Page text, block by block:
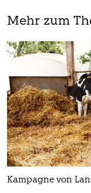
Mehr zum
Kampagne von